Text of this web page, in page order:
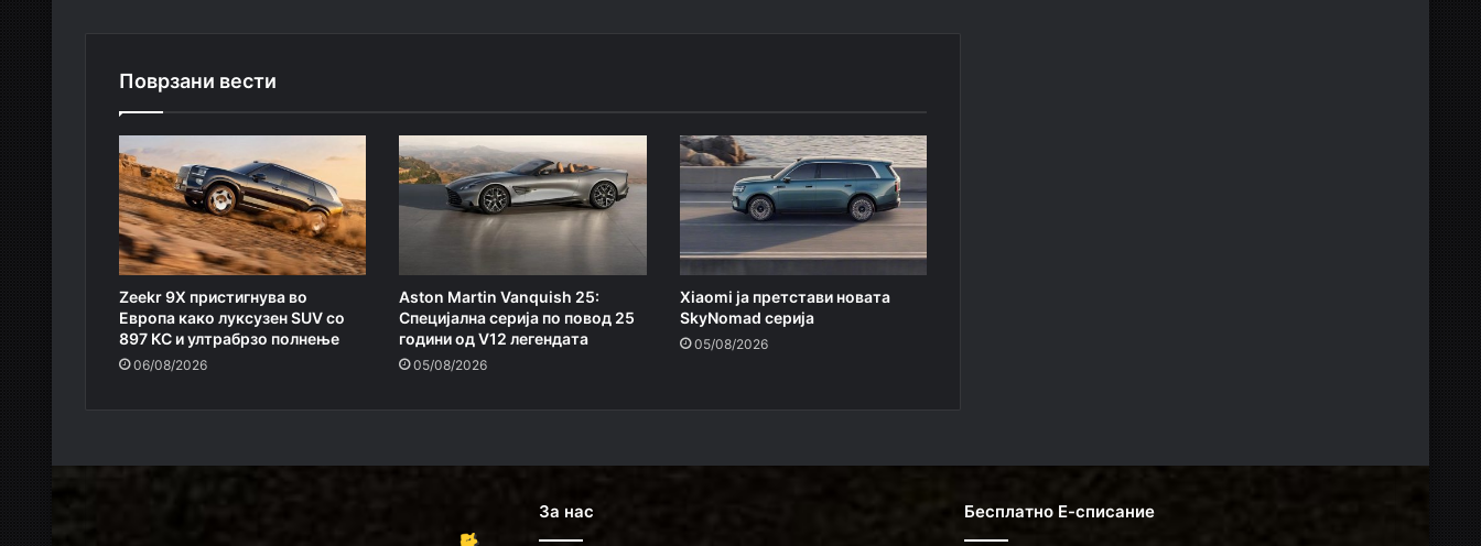
Поврзани вести
Zeekr 9X пристигнува во
Европа како луксузен SUV со
897 КС и ултрабрзо полнење
06/08/2026
Aston Martin Vanquish 25:
Специјална серија по повод 25
години од V12 легендата
05/08/2026
Xiaomi ja претстави новата
SkyNomad серија
05/08/2026
За нас Бесплатно Е-списание